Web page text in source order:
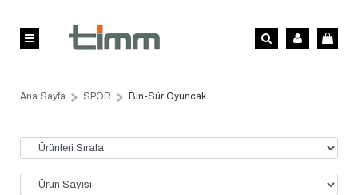
Ana Sayfa SPOR Bin-Sür Oyuncak